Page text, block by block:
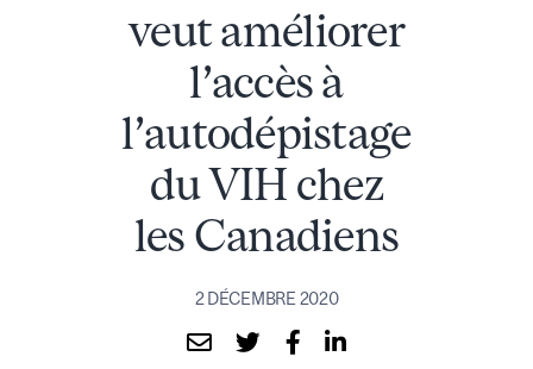
veut améliorer
l’accès à
l’autodépistage
du VIH chez
les Canadiens
2 DÉCEMBRE 2020